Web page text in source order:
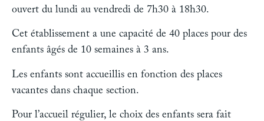
ouvert du lundi au vendredi de 7h30 à 18h30.
Cet établissement a une capacité de 40 places pour des
enfants âgés de 10 semaines à 3 ans.
Les enfants sont accueillis en fonction des places
vacantes dans chaque section.
Pour l’accueil régulier, le choix des enfants sera fait